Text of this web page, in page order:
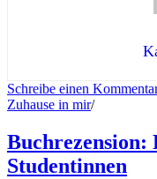
Schreibe einen
Zuhause in mir/
Buchrezension:
Studentinnen